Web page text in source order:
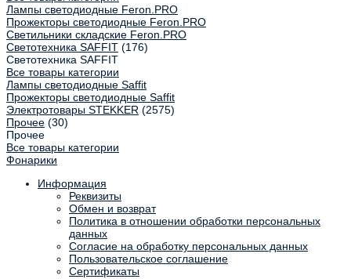
Лампы светодиодные Feron.PRO
Прожекторы светодиодные Feron.PRO
Светильники складские Feron.PRO
Светотехника SAFFIT (176)
Светотехника SAFFIT
Все товары категории
Лампы светодиодные Saffit
Прожекторы светодиодные Saffit
Электротовары STEKKER (2575)
Прочее (30)
Прочее
Все товары категории
Фонарики
Информация
Реквизиты
Обмен и возврат
Политика в отношении обработки персональных
данных
Согласие на обработку персональных данных
Пользовательское соглашение
Сертификаты